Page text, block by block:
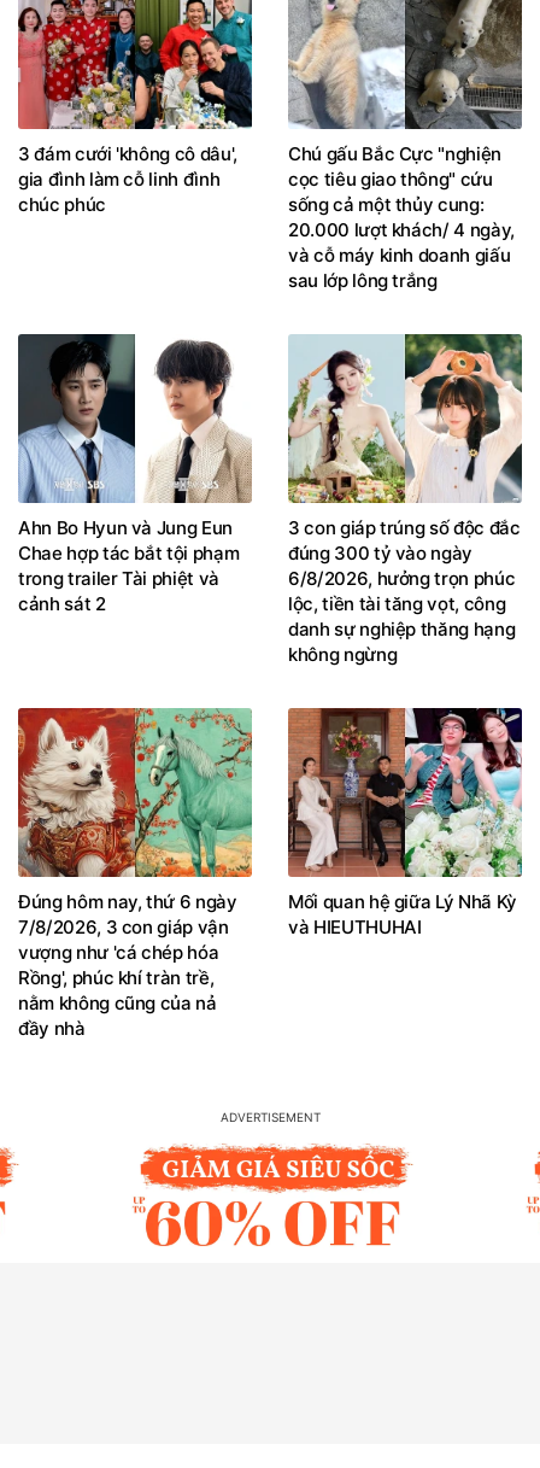
3 đám cưới 'không cô dâu',
gia đình làm cỗ linh đình
chúc phúc
Chú gấu Bắc Cực "nghiện
cọc tiêu giao thông" cứu
sống cả một thủy cung:
20.000 lượt khách/ 4 ngày,
và cỗ máy kinh doanh giấu
sau lớp lông trắng
Ahn Bo Hyun và Jung Eun
Chae hợp tác bắt tội phạm
trong trailer Tài phiệt và
cảnh sát 2
3 con giáp trúng số độc đắc
đúng 300 tỷ vào ngày
6/8/2026, hưởng trọn phúc
lộc, tiền tài tăng vọt, công
danh sự nghiệp thăng hạng
không ngừng
Đúng hôm nay, thứ 6 ngày
7/8/2026, 3 con giáp vận
vượng như 'cá chép hóa
Rồng', phúc khí tràn trề,
nằm không cũng của nả
đầy nhà
Mối quan hệ giữa Lý Nhã Kỳ
và HIEUTHUHAI